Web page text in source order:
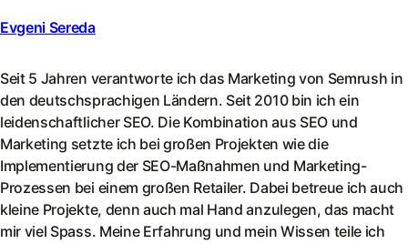
Evgeni Sereda
Seit 5 Jahren verantworte ich das Marketing von Semrush in
den deutschsprachigen Ländern. Seit 2010 bin ich ein
leidenschaftlicher SEO. Die Kombination aus SEO und
Marketing setzte ich bei großen Projekten wie die
Implementierung der SEO-Maßnahmen und Marketing-
Prozessen bei einem großen Retailer. Dabei betreue ich auch
kleine Projekte, denn auch mal Hand anzulegen, das macht
mir viel Spass. Meine Erfahrung und mein Wissen teile ich